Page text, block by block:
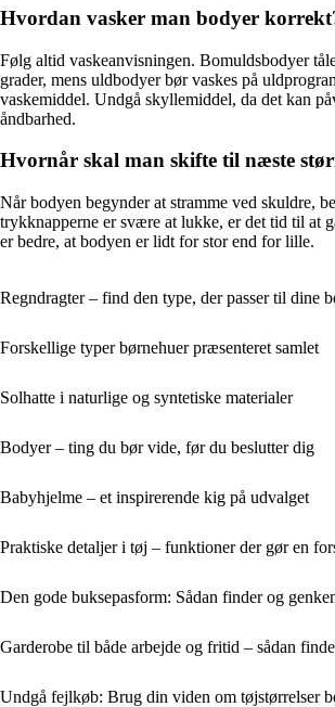
Hvordan vasker man bodyer
Følg altid vaskeanvisningen. Bomuldsbodyer
grader, mens uldbodyer bør vaskes på
vaskemiddel. Undgå skyllemiddel, da det kan
åndbarhed.
Hvornår skal man skifte til næste
Når bodyen begynder at stramme ved skuldre,
trykknapperne er svære at lukke, er det tid til at
er bedre, at bodyen er lidt for stor end for lille.
Regndragter – find den type, der passer til dine
Forskellige typer børnehuer præsenteret samlet
Solhatte i naturlige og syntetiske materialer
Bodyer – ting du bør vide, før du beslutter dig
Babyhjelme – et inspirerende kig på udvalget
Praktiske detaljer i tøj – funktioner der gør en
Den gode buksepasform: Sådan finder og
Garderobe til både arbejde og fritid – sådan
Undgå fejlkøb: Brug din viden om tøjstørrelser